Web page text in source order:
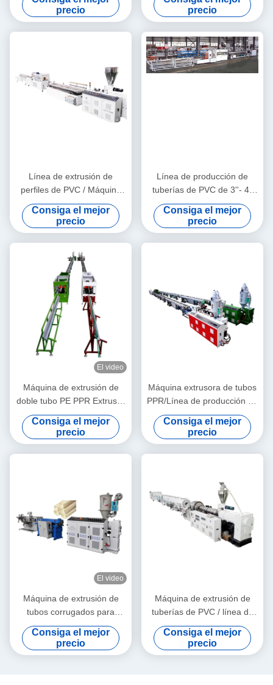
precio
decorativos de WPC
precio
Línea de extrusión de
perfiles de PVC / Máquina
para fabricar perfiles de PVC
Consiga el mejor
precio
Línea de producción de
tuberías de PVC de 3''- 4''
de calidad estable con
extrusora de tornillo gemelo
cónico HYZS65/132
Consiga el mejor
precio
El video
Máquina de extrusión de
doble tubo PE PPR Extrusor
de tornillo único de alta
velocidad de 16 a 32 mm
SJ90/33
Consiga el mejor
precio
Máquina extrusora de tubos
PPR/Línea de producción de
tubos PPR 20-63
Consiga el mejor
precio
El video
Máquina de extrusión de
tubos corrugados para
material de granulados de
PE y PVC
Consiga el mejor
precio
Máquina de extrusión de
tuberías de PVC / línea de
producción de tuberías de
PVC 315-630
Consiga el mejor
precio